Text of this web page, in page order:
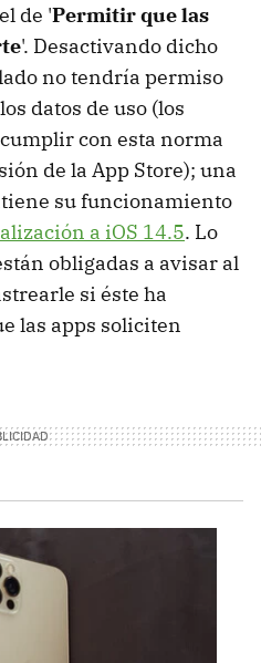
de 'Permitir que las
'. Desactivando dicho
no tendría permiso
datos de uso (los
con esta norma
de la App Store); una
su funcionamiento
a iOS 14.5. Lo
obligadas a avisar al
si éste ha
las apps soliciten